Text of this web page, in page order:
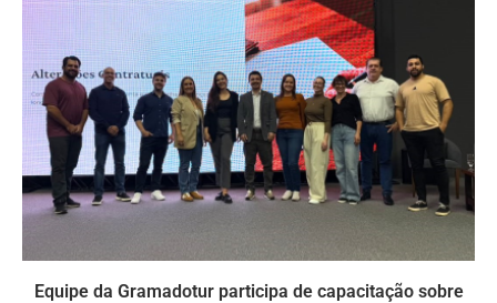
Equipe da Gramadotur participa de capacitação sobre